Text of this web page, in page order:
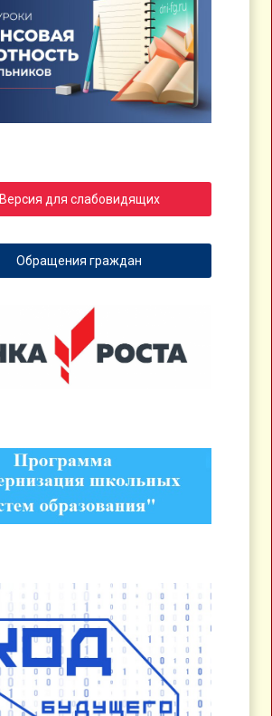
Версия для слабовидящих
Обращения граждан